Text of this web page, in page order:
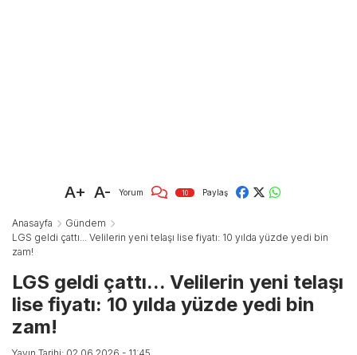
A+ A- Yorum 10 Paylaş
Anasayfa
Gündem
LGS geldi çattı... Velilerin yeni telaşı lise fiyatı: 10 yılda yüzde yedi bin
zam!
LGS geldi çattı... Velilerin yeni telaşı
lise fiyatı: 10 yılda yüzde yedi bin
zam!